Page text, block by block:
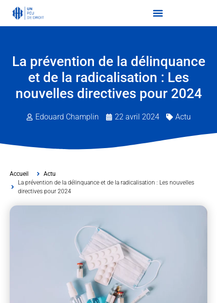
La prévention de la délinquance
et de la radicalisation : Les
nouvelles directives pour 2024
Edouard Champlin 22 avril 2024 Actu
Accueil
Actu
La prévention de la délinquance et de la radicalisation : Les nouvelles
directives pour 2024